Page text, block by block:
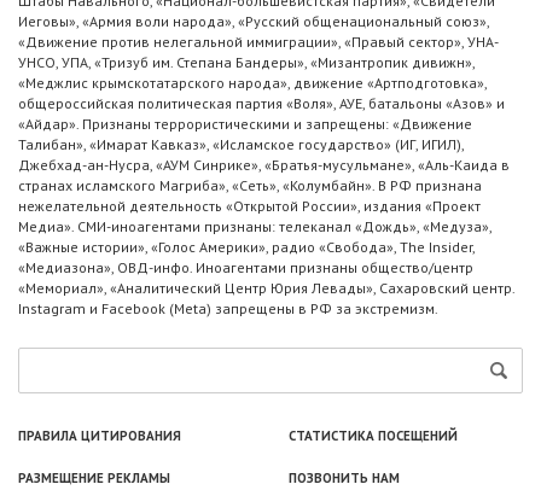
Иеговы», «Армия воли народа», «Русский общенациональный союз»,
«Движение против нелегальной иммиграции», «Правый сектор», УНА-
УНСО, УПА, «Тризуб им. Степана Бандеры», «Мизантропик дивижн»,
«Меджлис крымскотатарского народа», движение «Артподготовка»,
общероссийская политическая партия «Воля», АУЕ, батальоны «Азов» и
«Айдар». Признаны террористическими и запрещены: «Движение
Талибан», «Имарат Кавказ», «Исламское государство» (ИГ, ИГИЛ),
Джебхад-ан-Нусра, «АУМ Синрике», «Братья-мусульмане», «Аль-Каида в
странах исламского Магриба», «Сеть», «Колумбайн». В РФ признана
нежелательной деятельность «Открытой России», издания «Проект
Медиа». СМИ-иноагентами признаны: телеканал «Дождь», «Медуза»,
«Важные истории», «Голос Америки», радио «Свобода», The Insider,
«Медиазона», ОВД-инфо. Иноагентами признаны общество/центр
«Мемориал», «Аналитический Центр Юрия Левады», Сахаровский центр.
Instagram и Facebook (Metа) запрещены в РФ за экстремизм.
ПРАВИЛА ЦИТИРОВАНИЯ СТАТИСТИКА ПОСЕЩЕНИЙ
РАЗМЕЩЕНИЕ РЕКЛАМЫ ПОЗВОНИТЬ НАМ